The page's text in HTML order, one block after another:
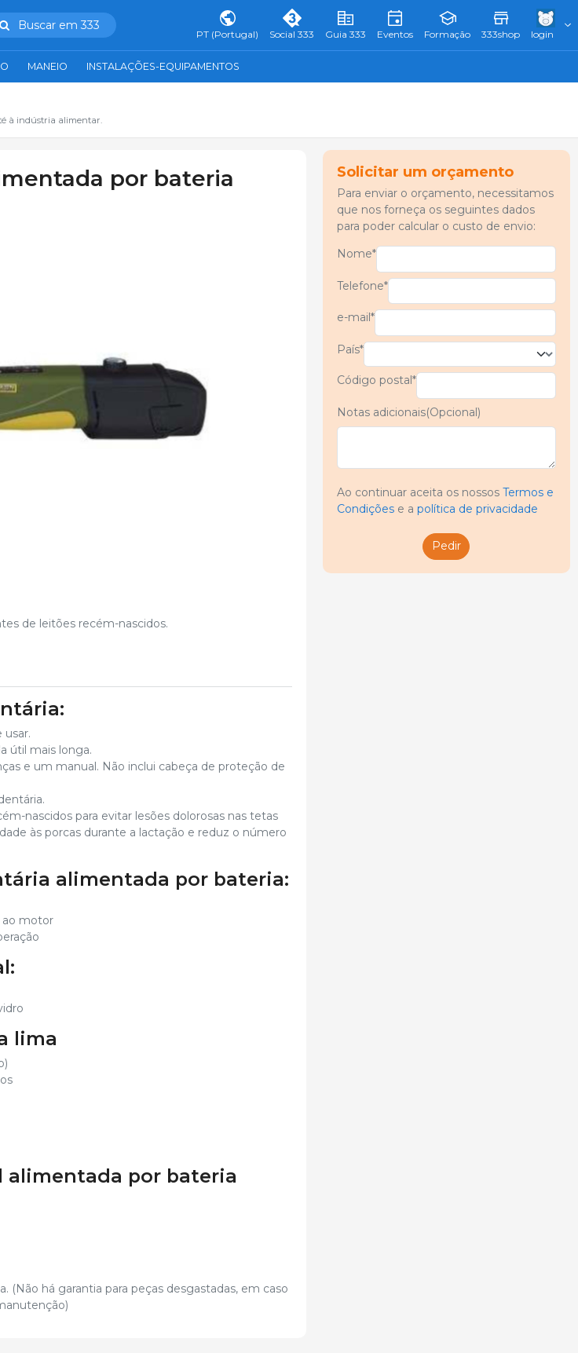
Buscar em 333
PT (Portugal) Social 333 Guia 333 Eventos Formação 333shop login
MANEIO INSTALAÇÕES-EQUIPAMENTOS
à indústria alimentar.
por bateria
de leitões recém-nascidos.
usar.
útil mais longa.
e um manual. Não inclui cabeça de proteção de
nascidos para evitar lesões dolorosas nas tetas
às porcas durante a lactação e reduz o número
alimentada por bateria:
ao motor
lima
alimentada por bateria
(Não há garantia para peças desgastadas, em caso
Solicitar um orçamento
Para enviar o orçamento, necessitamos
que nos forneça os seguintes dados
para poder calcular o custo de envio:
Nome*
Telefone*
e-mail*
País*
Código postal*
Notas adicionais(Opcional)
Ao continuar aceita os nossos Termos e
Condiçõese a política de privacidade
Pedir